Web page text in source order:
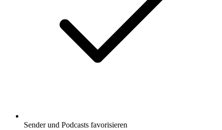
Sender und Podcasts favorisieren